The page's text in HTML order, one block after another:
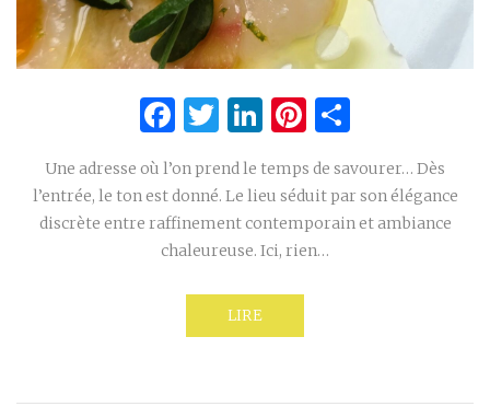
Facebook
Twitter
LinkedIn
Pinterest
Une adresse où l’on prend le temps de savourer… Dès
l’entrée, le ton est donné. Le lieu séduit par son élégance
discrète entre raffinement contemporain et ambiance
chaleureuse. Ici, rien…
LIRE